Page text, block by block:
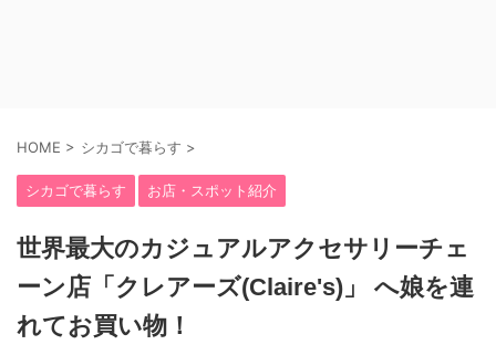
HOME > シカゴで暮らす >
シカゴで暮らす お店・スポット紹介
世界最大のカジュアルアクセサリーチェ
ーン店「クレアーズ(Claire's)」 へ娘を連
れてお買い物！